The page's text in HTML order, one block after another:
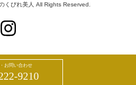
お問い合わせ
9210
くびれ美人 All Rights Reserved.